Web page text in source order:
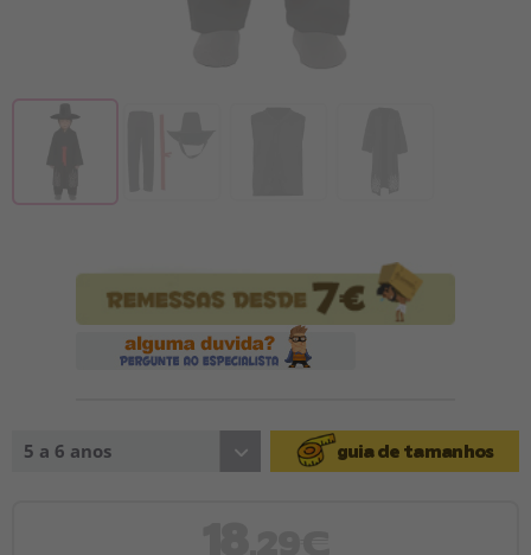
5 a 6 anos guia de tamanhos